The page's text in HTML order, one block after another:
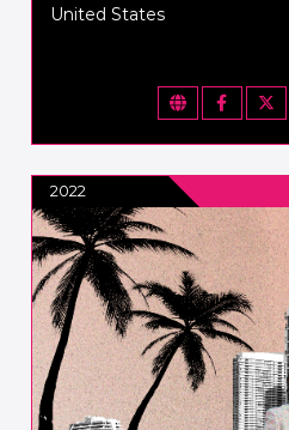
United States
2022